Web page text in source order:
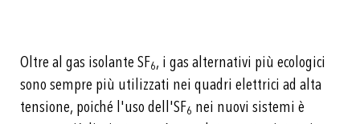
Oltre al gas isolante SF6, i gas alternativi più ecologici
sono sempre più utilizzati nei quadri elettrici ad alta
tensione, poiché l'uso dell'SF6 nei nuovi sistemi è